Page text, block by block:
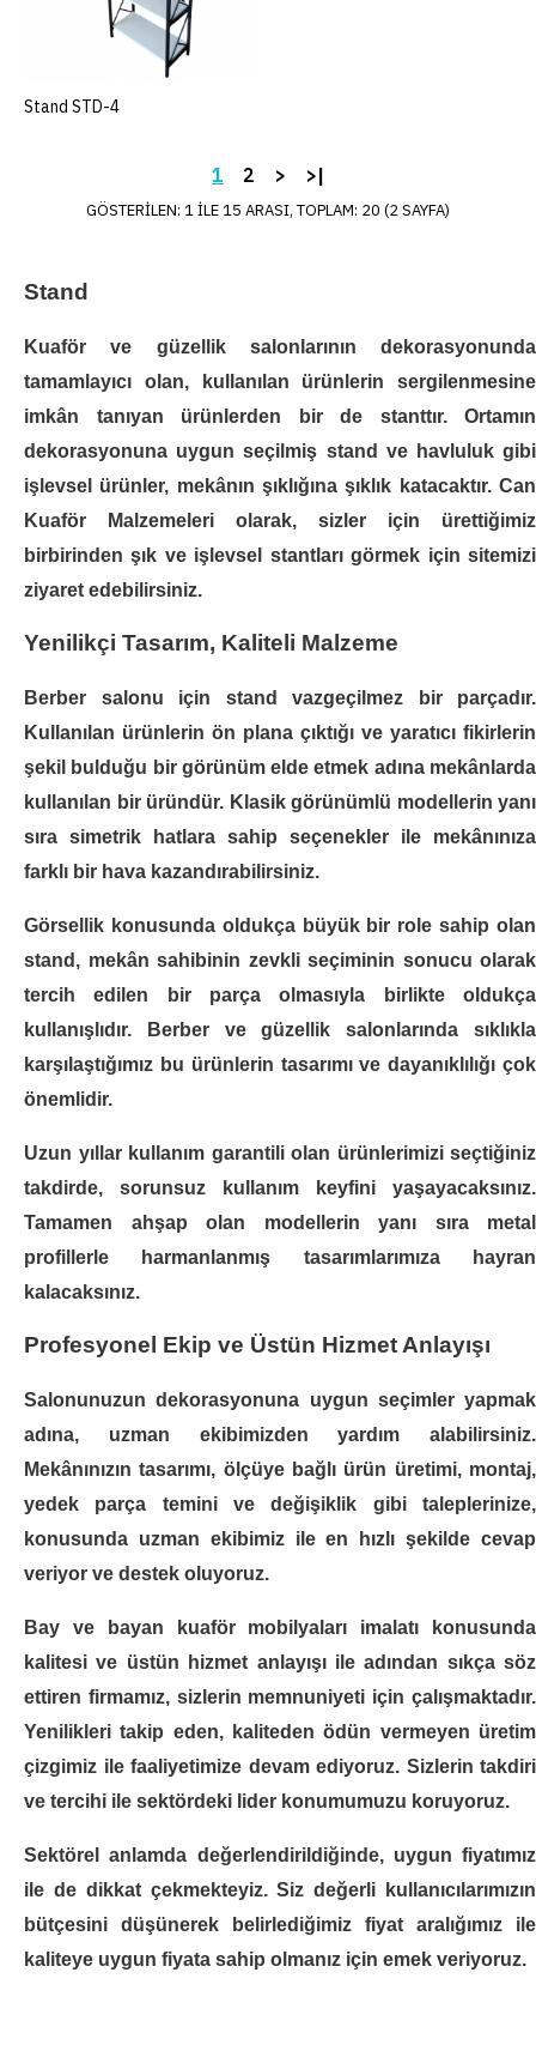
İSTEK LISTESINE EKLE
Stand STD-16
+ KDV
..
KARŞILAŞTIRMAYA EKLE
İSTEK LISTESINE EKLE
+ KDV
ÜRÜN KODU
STOK DURUMU
STD-17
MAĞAZAYA SORUNUZ
SEPETE EKLE
İSTEK LISTESINE EKLE
Stand STD-18
+ KDV
ÜRÜN KODU
STOK DURUMU
STD-18
2
..
SEPETE EKLE
KARŞILAŞTIRMAYA EKLE
İSTEK LISTESINE EKLE
+ KDV
ÜRÜN KODU
STD-19
SEPETE EKLE
Stand STD-4
1 2 > >|
GÖSTERILEN: 1 ILE 15 ARASI, TOPLAM: 20 (2 SAYFA)
Stand
Kuaförve güzellik salonlarının dekorasyonunda
tamamlayıcı olan, kullanılan ürünlerin sergilenmesine
imkân tanıyan ürünlerden bir de stanttır. Ortamın
dekorasyonuna uygun seçilmiş stand ve havlulukgibi
işlevsel ürünler, mekânın şıklığına şıklık katacaktır. Can
Kuaför Malzemeleri olarak, sizler için ürettiğimiz
birbirinden şık ve işlevsel stantları görmek için sitemizi
ziyaret edebilirsiniz.
Yenilikçi Tasarım, Kaliteli Malzeme
Berber salonu için stand
vazgeçilmez bir parçadır.
Kullanılan ürünlerin ön plana çıktığı ve yaratıcı fikirlerin
şekil bulduğu bir görünüm elde etmek adına mekânlarda
kullanılan bir üründür. Klasik görünümlü modellerin yanı
sıra simetrik hatlara sahip seçenekler ile mekânınıza
farklı bir hava kazandırabilirsiniz.
Görsellik konusunda oldukça büyük bir role sahip olan
stand , mekân sahibinin zevkli seçiminin sonucu olarak
tercih edilen bir parça olmasıyla birlikte oldukça
kullanışlıdır.
Berberve güzellik salonlarında sıklıkla
karşılaştığımız bu ürünlerin tasarımı ve dayanıklılığı çok
önemlidir.
Uzun yıllar kullanım garantili olan ürünlerimizi seçtiğiniz
takdirde, sorunsuz kullanım keyfini yaşayacaksınız.
Tamamen ahşap olan modellerin yanı sıra metal
profillerle harmanlanmış tasarımlarımıza hayran
kalacaksınız.
Profesyonel Ekip ve Üstün Hizmet Anlayışı
Salonunuzun dekorasyonuna uygun seçimler yapmak
adına, uzman ekibimizden yardım alabilirsiniz.
Mekânınızın tasarımı, ölçüye bağlı ürün üretimi, montaj,
yedek parça temini ve değişiklik gibi taleplerinize,
konusunda uzman ekibimiz ile en hızlı şekilde cevap
veriyor ve destek oluyoruz.
Bay ve bayan kuaför mobilyaları imalatı konusunda
kalitesi ve üstün hizmet anlayışı ile adından sıkça söz
ettiren firmamız, sizlerin memnuniyeti için çalışmaktadır.
Yenilikleri takip eden, kaliteden ödün vermeyen üretim
çizgimiz ile faaliyetimize devam ediyoruz. Sizlerin takdiri
ve tercihi ile sektördeki lider konumumuzu koruyoruz.
Sektörel anlamda değerlendirildiğinde, uygun fiyatımız
ile de dikkat çekmekteyiz. Siz değerli kullanıcılarımızın
bütçesini düşünerek belirlediğimiz fiyat aralığımız ile
kaliteye uygun fiyata sahip olmanız için emek veriyoruz.